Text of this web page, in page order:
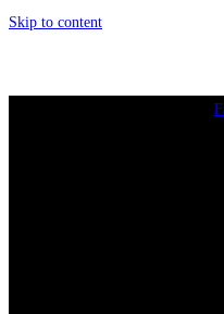
Skip to content